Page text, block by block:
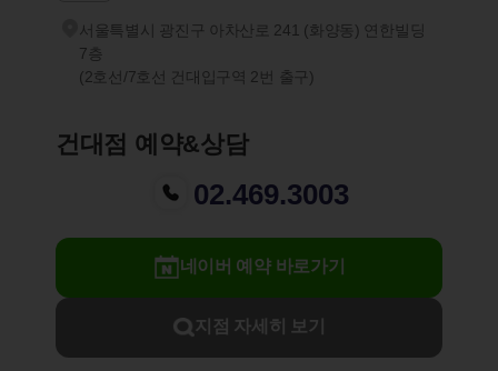
서울특별시 광진구 아차산로 241 (화양동) 연한빌딩
7층
(2호선/7호선 건대입구역 2번 출구)
건대점 예약&상담
02.469.3003
네이버 예약 바로가기
지점 자세히 보기